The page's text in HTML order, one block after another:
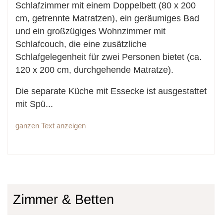
Schlafzimmer mit einem Doppelbett (80 x 200
cm, getrennte Matratzen), ein geräumiges Bad
und ein großzügiges Wohnzimmer mit
Schlafcouch, die eine zusätzliche
Schlafgelegenheit für zwei Personen bietet (ca.
120 x 200 cm, durchgehende Matratze).
Die separate Küche mit Essecke ist ausgestattet
mit Spü...
ganzen Text anzeigen
Zimmer & Betten